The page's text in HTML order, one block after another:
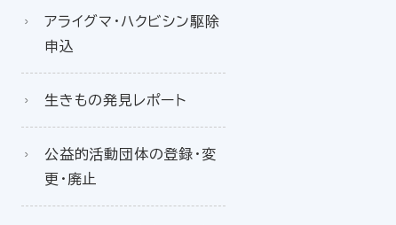
アライグマ・ハクビシン駆除
申込
生きもの発見レポート
公益的活動団体の登録・変
更・廃止